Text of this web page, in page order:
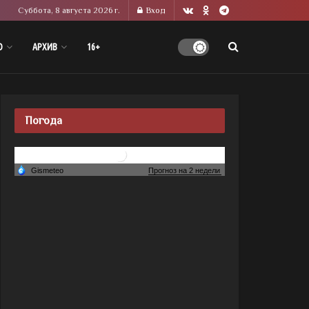
Суббота, 8 августа 2026 г. Вход
АРХИВ 16+
Погода